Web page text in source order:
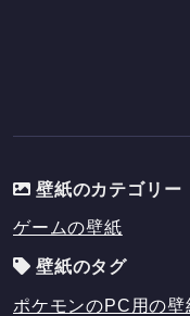
壁紙のカテゴリー
ゲームの壁紙
壁紙のタグ
ポケモンのPC用の壁